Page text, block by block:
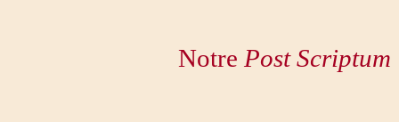
Notre Post Scriptum